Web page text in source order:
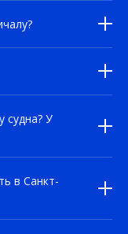
судна? У
в Санкт-